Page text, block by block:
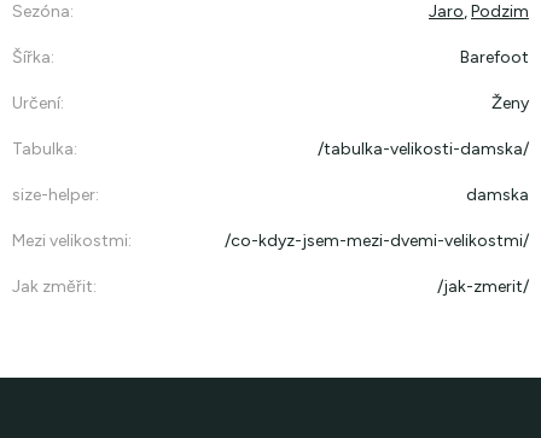
Sezóna: Jaro,Podzim
Šířka: Barefoot
Určení: Ženy
Tabulka: /tabulka-velikosti-damska/
size-helper: damska
Mezi velikostmi: /co-kdyz-jsem-mezi-dvemi-velikostmi/
Jak změřit: /jak-zmerit/